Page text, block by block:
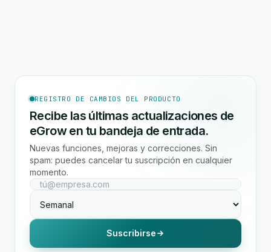
REGISTRO DE CAMBIOS DEL PRODUCTO
Recibe las últimas actualizaciones de
eGrow en tu bandeja de entrada.
Nuevas funciones, mejoras y correcciones. Sin
spam: puedes cancelar tu suscripción en cualquier
momento.
Suscribirse